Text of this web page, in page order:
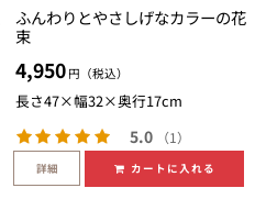
ふんわりとやさしげなカラーの花
束
4,950 円（税込）
長さ47×幅32×奥行17cm
5.0 （1）
詳細 カートに入れる